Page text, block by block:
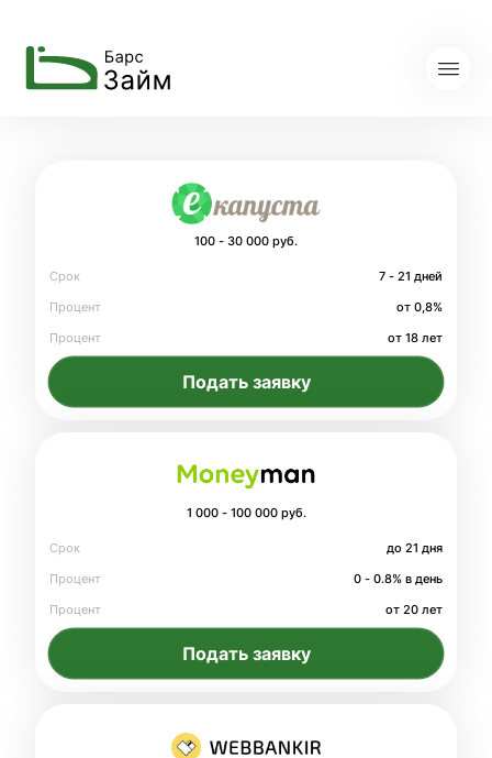
100 - 30 000 руб.
Срок
7 - 21 дней
Процент
от 0,8%
Процент
от 18 лет
Подать заявку
1 000 - 100 000 руб.
Срок
до 21 дня
Процент
0 - 0.8% в день
Процент
от 20 лет
Подать заявку